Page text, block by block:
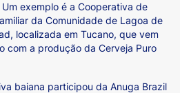
exemplo é a Cooperativa de
da Comunidade de Lagoa de
localizada em Tucano, que vem
com a produção da Cerveja Puro
baiana participou da Anuga Brazil